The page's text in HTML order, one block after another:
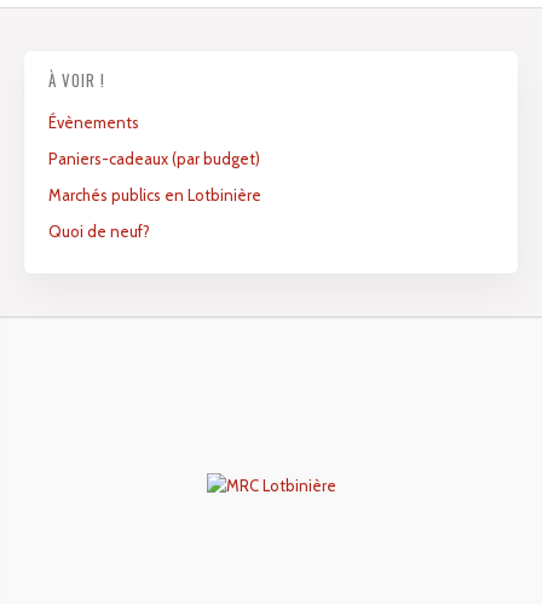
À VOIR !
Évènements
Paniers-cadeaux (par budget)
Marchés publics en Lotbinière
Quoi de neuf?